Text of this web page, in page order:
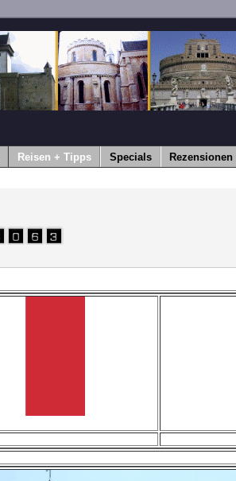
Reisen + Tipps Specials Rezensionen